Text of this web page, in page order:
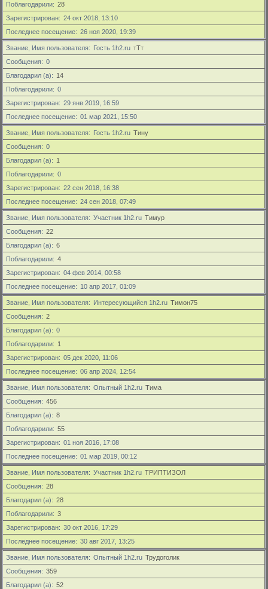
Поблагодарили
28
Зарегистрирован
24 окт 2018, 13:10
Последнее посещение
26 ноя 2020, 19:39
Звание, Имя пользователя Гость 1h2.ru тТт
Сообщения
0
Благодарил (а)
14
Поблагодарили
0
Зарегистрирован
29 янв 2019, 16:59
Последнее посещение
01 мар 2021, 15:50
Звание, Имя пользователя Гость 1h2.ru Тину
Сообщения
0
Благодарил (а)
1
Поблагодарили
0
Зарегистрирован
22 сен 2018, 16:38
Последнее посещение
24 сен 2018, 07:49
Звание, Имя пользователя Участник 1h2.ru Тимур
Сообщения
22
Благодарил (а)
6
Поблагодарили
4
Зарегистрирован
04 фев 2014, 00:58
Последнее посещение
10 апр 2017, 01:09
Звание, Имя пользователя Интересующийся 1h2.ru Тимон75
Сообщения
2
Благодарил (а)
0
Поблагодарили
1
Зарегистрирован
05 дек 2020, 11:06
Последнее посещение
06 апр 2024, 12:54
Звание, Имя пользователя Опытный 1h2.ru Тима
Сообщения
456
Благодарил (а)
8
Поблагодарили
55
Зарегистрирован
01 ноя 2016, 17:08
Последнее посещение
01 мар 2019, 00:12
Звание, Имя пользователя Участник 1h2.ru ТРИПТИЗОЛ
Сообщения
28
Благодарил (а)
28
Поблагодарили
3
Зарегистрирован
30 окт 2016, 17:29
Последнее посещение
30 авг 2017, 13:25
Звание, Имя пользователя Опытный 1h2.ru Трудоголик
Сообщения
359
Благодарил (а)
52